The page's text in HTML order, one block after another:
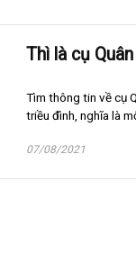
Thì là cụ
Tìm thông tin về cụ
triều đình, nghĩa là
07/08/2021